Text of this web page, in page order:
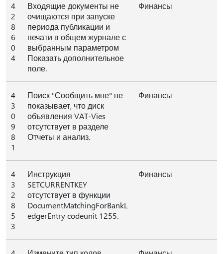
4
2
8
6
0
4
Входящие документы не
очищаются при запуске
периода публикации и
печати в общем журнале с
выбранным параметром
Показать дополнительное
поле.
Финансы
4
3
0
9
8
1
Поиск "Сообщить мне" не
показывает, что диск
объявления VAT-Vies
отсутствует в разделе
Отчеты и анализ.
Финансы
4
3
2
8
5
3
Инструкция
SETCURRENTKEY
отсутствует в функции
DocumentMatchingForBankL
edgerEntry codeunit 1255.
Финансы